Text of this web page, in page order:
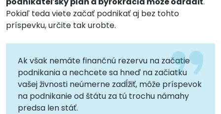
Pokiaľ teda viete začať podnikať aj bez tohto
príspevku, určite tak urobte.
Ak však nemáte finančnú rezervu na začatie
podnikania a nechcete sa hneď na začiatku
vašej živnosti neúmerne zadĺžiť, môže príspevok
na podnikanie od štátu za tú trochu námahy
predsa len stáť.